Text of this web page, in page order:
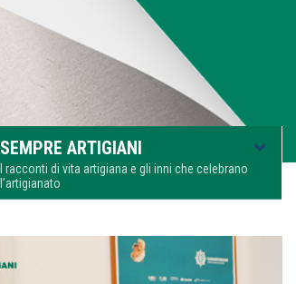
SEMPRE ARTIGIANI
I racconti di vita artigiana e gli inni che celebrano
l’artigianato